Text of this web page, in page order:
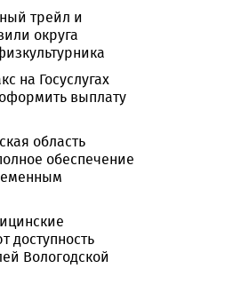
трейл и
округа
на Госуслугах
выплату
область
обеспечение
доступность
Вологодской